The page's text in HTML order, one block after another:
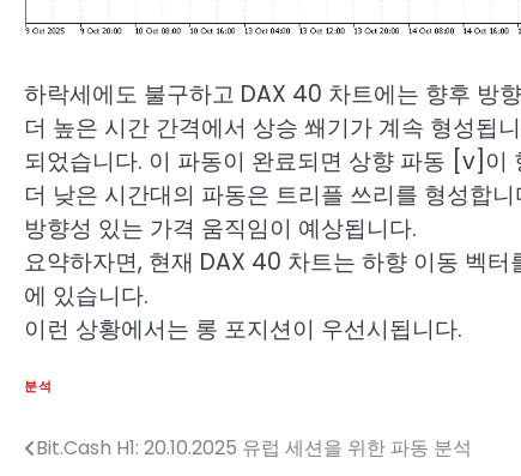
하락세에도 불구하고 DAX 40 차트에는 향후 방
더 높은 시간 간격에서 상승 쐐기가 계속 형성됩
되었습니다. 이 파동이 완료되면 상향 파동 [v]이
더 낮은 시간대의 파동은 트리플 쓰리를 형성합
방향성 있는 가격 움직임이 예상됩니다.
요약하자면, 현재 DAX 40 차트는 하향 이동 벡
에 있습니다.
이런 상황에서는 롱 포지션이 우선시됩니다.
분석
글Bit.Cash H1: 20.10.2025 유럽 세션을 위한 파동 분석